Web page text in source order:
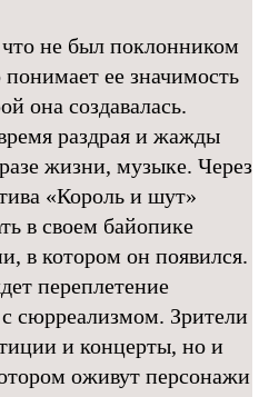
не был поклонником
ее значимость
она создавалась.
раздрая и жажды
жизни, музыке. Через
«Король и шут»
в своем байопике
в котором он появился.
переплетение
сюрреализмом. Зрители
и концерты, но и
оживут персонажи